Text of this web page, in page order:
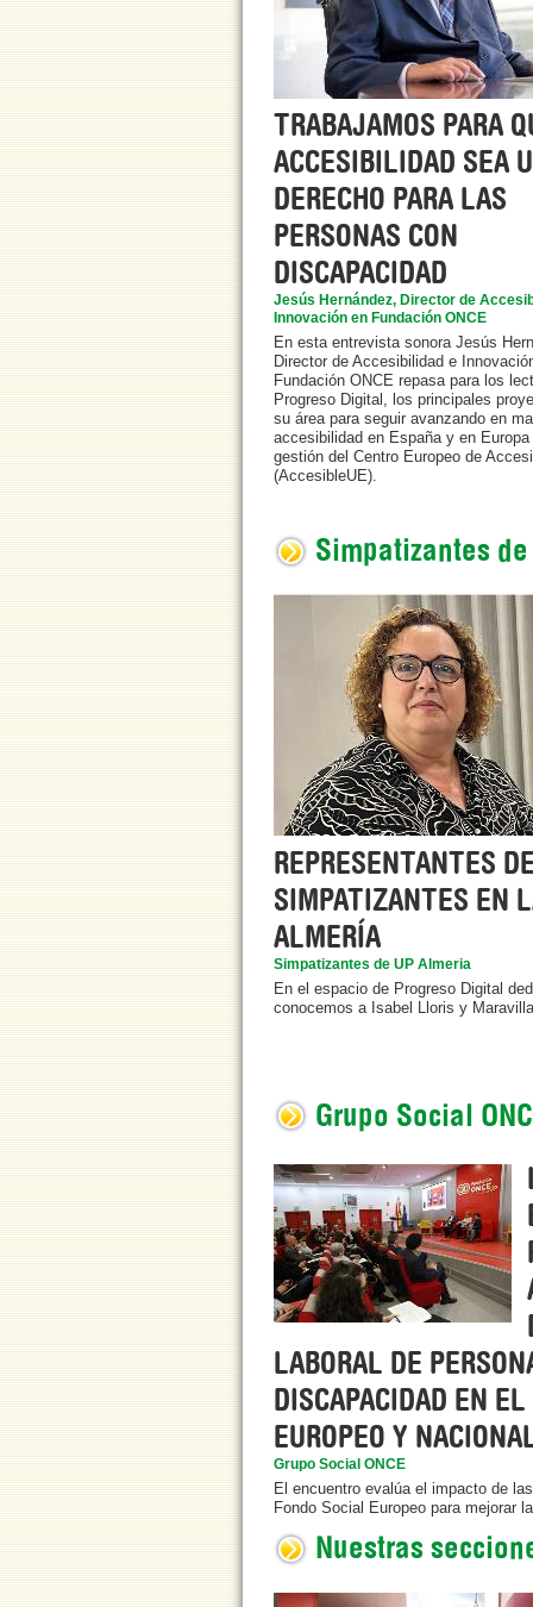
TRABAJAMOS PARA
ACCESIBILIDAD SEA
DERECHO PARA LAS
PERSONAS CON
DISCAPACIDAD
Jesús Hernández, Director de
Innovación en Fundación ONCE
En esta entrevista sonora Jesús
Director de Accesibilidad e
Fundación ONCE repasa para los
Progreso Digital, los principales
su área para seguir avanzando en
accesibilidad en España y en
gestión del Centro Europeo de
(AccesibleUE).
Simpatizantes de
REPRESENTANTES
SIMPATIZANTES EN
ALMERÍA
Simpatizantes de UP Almeria
En el espacio de Progreso Digital
conocemos a Isabel Lloris y
Grupo Social
LABORAL DE
DISCAPACIDAD EN
EUROPEO Y
Grupo Social ONCE
El encuentro evalúa el impacto de
Fondo Social Europeo para mejorar
Nuestras